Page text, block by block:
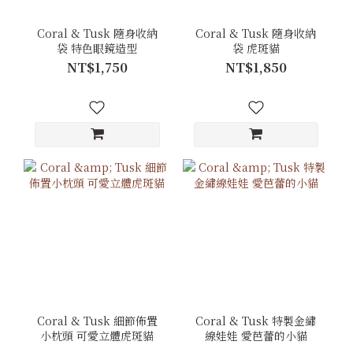
Coral & Tusk 隨身收納
袋 特色眼鏡造型
NT$1,750
Coral & Tusk 隨身收納
袋 虎斑貓
NT$1,850
Coral & Tusk 細節佈置
小枕頭 可愛立體虎斑貓
Coral & Tusk 特製金繡
線娃娃 愛芭蕾的小貓